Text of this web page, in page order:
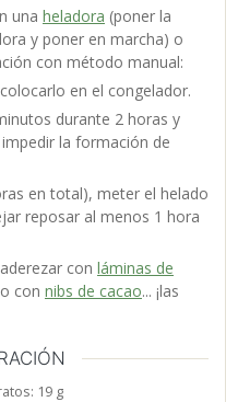
una heladora (poner la
y poner en marcha) o
con método manual:
en el congelador.
durante 2 horas y
la formación de
en total), meter el helado
reposar al menos 1 hora
con láminas de
con nibs de cacao... ¡las
19 g